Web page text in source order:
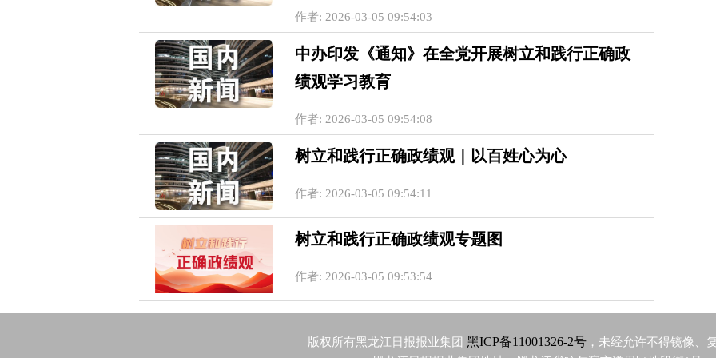
作者: 2026-03-05 09:54:03
中办印发《通知》在全党开展树立和践行正确政
绩观学习教育
作者: 2026-03-05 09:54:08
树立和践行正确政绩观｜以百姓心为心
作者: 2026-03-05 09:54:11
树立和践行正确政绩观专题图
作者: 2026-03-05 09:53:54
版权所有黑龙江日报报业集团 黑ICP备11001326-2号 ，未经允许不得镜像、